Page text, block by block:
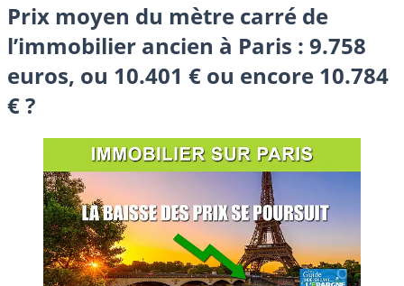
Prix moyen du mètre carré de
l’immobilier ancien à Paris : 9.758
euros, ou 10.401 € ou encore 10.784
€ ?